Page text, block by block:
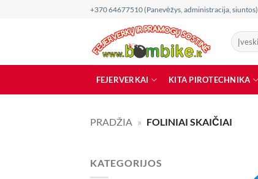
+370 64677510 (Panevėžys, administracija, siuntos)
Ieškoti:
FEJERVERKAI KITA PIROTECHNIKA
PRADŽIA » FOLINIAI SKAIČIAI
KATEGORIJOS